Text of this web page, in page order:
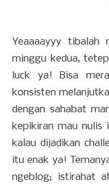
Yeaaaayyy
minggu kedua,
luck ya! Bisa
konsisten
dengan sahabat
kepikiran mau nulis
kalau dijadikan
itu enak ya!
ngeblog; istirahat